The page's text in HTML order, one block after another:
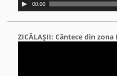
00:00
ZICĂLAŞII: Cântece din